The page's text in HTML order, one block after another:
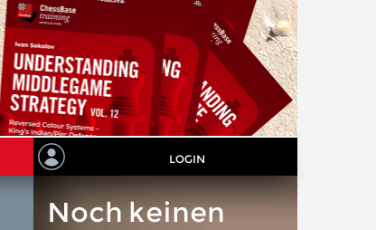
LOGIN
Noch keinen